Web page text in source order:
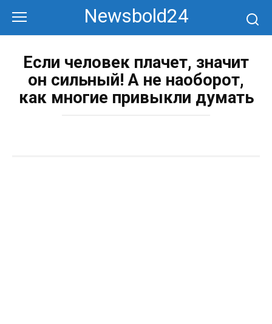
контенту
Newsbold24
Если человек плачет, значит
он сильный! А не наоборот,
как многие привыкли думать